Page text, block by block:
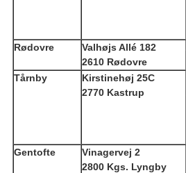
Rødovre
Valhøjs Allé 182
2610 Rødovre
Tårnby
Kirstinehøj 25C
2770 Kastrup
Gentofte
Vinagervej 2
2800 Kgs. Lyngby